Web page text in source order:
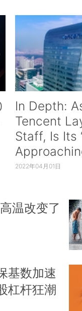
In Depth:
Tencent
Staff, Is Its
2022年04月01日
温改变了
基数加速
杠杆狂潮